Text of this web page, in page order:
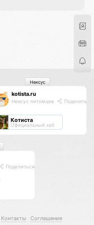
kotista.ru
Нексус питомцев Поделиться
Котиста
Официальный хаб
Нексус
Поделиться
Контакты Соглашение